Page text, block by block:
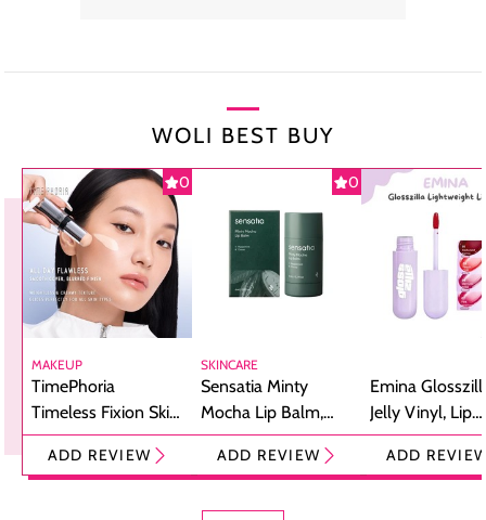
WOLI BEST BUY
0
MAKEUP
TimePhoria
Timeless Fixion Skin
Tint Stick,
Foundation dan
ADD REVIEW
0
SKINCARE
Sensatia Minty
Mocha Lip Balm,
Pelembap Bibir
dengan Aroma
ADD REVIEW
Emina
Jelly Vinyl, Lip
Cream Glossy
Ringan
ADD